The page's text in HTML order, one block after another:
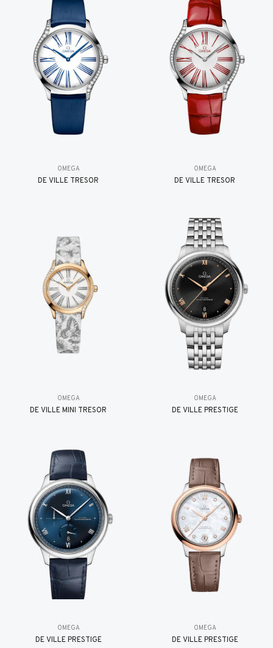
OMEGA
DE VILLE TRESOR
OMEGA
DE VILLE TRESOR
OMEGA
DE VILLE MINI TRÉSOR
OMEGA
DE VILLE PRESTIGE
OMEGA
DE VILLE PRESTIGE
OMEGA
DE VILLE PRESTIGE